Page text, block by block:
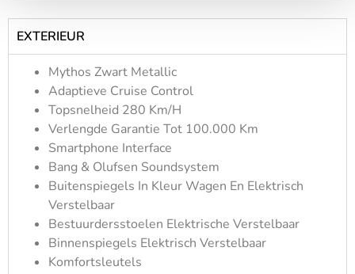
EXTERIEUR
Mythos Zwart Metallic
Adaptieve Cruise Control
Topsnelheid 280 Km/h
Verlengde Garantie Tot 100.000 Km
Smartphone Interface
Bang & Olufsen Soundsystem
Buitenspiegels In Kleur Wagen En Elektrisch
Verstelbaar
Bestuurdersstoelen Elektrische Verstelbaar
Binnenspiegels Elektrisch Verstelbaar
Komfortsleutels